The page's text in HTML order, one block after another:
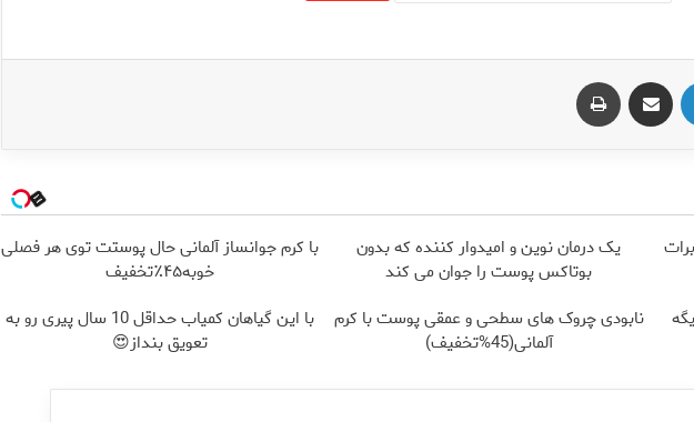
لینکدین اشتراک گذاری از طریق ایمیل
یک درمان نوین و امیدوار کننده که بدون
بوتاکس پوست را جوان می کند
با کرم جوانساز آلمانی حال پوستت توی هر فصلی
خوبه۴۵٪تخفیف
نابودی چروک های سطحی و عمقی پوست با کرم
آلمانی(45%تخفیف)
با این گیاهان کمیاب حداقل 10 سال پیری رو به
تعویق بنداز😍